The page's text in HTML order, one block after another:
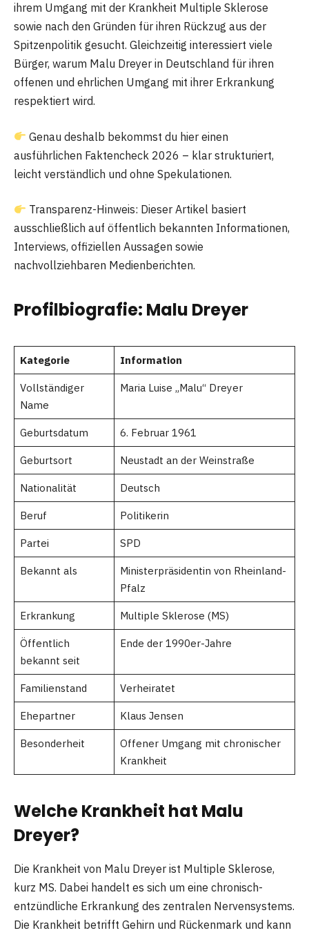
ihrem Umgang mit der Krankheit Multiple Sklerose
sowie nach den Gründen für ihren Rückzug aus der
Spitzenpolitik gesucht. Gleichzeitig interessiert viele
Bürger, warum Malu Dreyer in Deutschland für ihren
offenen und ehrlichen Umgang mit ihrer Erkrankung
respektiert wird.
Genau deshalb bekommst du hier einen
ausführlichen Faktencheck 2026 – klar strukturiert,
leicht verständlich und ohne Spekulationen.
Transparenz-Hinweis: Dieser Artikel basiert
ausschließlich auf öffentlich bekannten Informationen,
Interviews, offiziellen Aussagen sowie
nachvollziehbaren Medienberichten.
Profilbiografie: Malu Dreyer
Kategorie Information
Vollständiger
Name
Maria Luise „Malu“ Dreyer
Geburtsdatum 6. Februar 1961
Geburtsort Neustadt an der Weinstraße
Nationalität Deutsch
Beruf Politikerin
Partei SPD
Bekannt als
Ministerpräsidentin von Rheinland-
Pfalz
Erkrankung Multiple Sklerose (MS)
Öffentlich
bekannt seit
Ende der 1990er-Jahre
Familienstand Verheiratet
Ehepartner Klaus Jensen
Besonderheit
Offener Umgang mit chronischer
Krankheit
Welche Krankheit hat Malu
Dreyer?
Die Krankheit von Malu Dreyer ist Multiple Sklerose,
kurz MS. Dabei handelt es sich um eine chronisch-
entzündliche Erkrankung des zentralen Nervensystems.
Die Krankheit betrifft Gehirn und Rückenmark und kann